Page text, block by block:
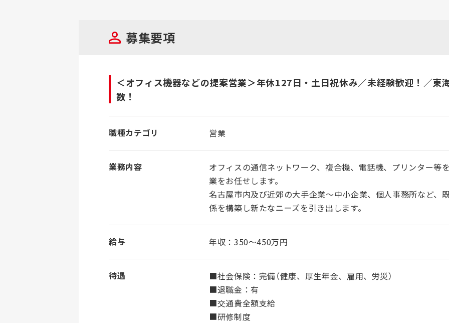
募集要項
＜オフィス機器などの提案営業＞年休127日・土日祝休み／未経験歓迎！／東
数！
職種カテゴリ 営業
業務内容
オフィスの通信ネットワーク、複合機、電話機、プリンター等
業をお任せします。
名古屋市内及び近郊の大手企業～中小企業、個人事務所など、
係を構築し新たなニーズを引き出します。
給与 年収：350～450万円
待遇
■社会保険：完備（健康、厚生年金、雇用、労災）
■退職金：有
■交通費全額支給
■研修制度